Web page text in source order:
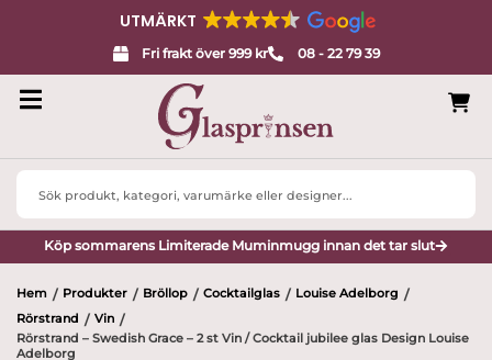
UTMÄRKT
Fri frakt över 999 kr 08 - 22 79 39
Search
Köp sommarens Limiterade Muminmugg innan det tar slut
Hem / Produkter / Bröllop / Cocktailglas / Louise Adelborg /
Rörstrand / Vin /
Rörstrand – Swedish Grace – 2 st Vin / Cocktail jubilee glas Design Louise
Adelborg